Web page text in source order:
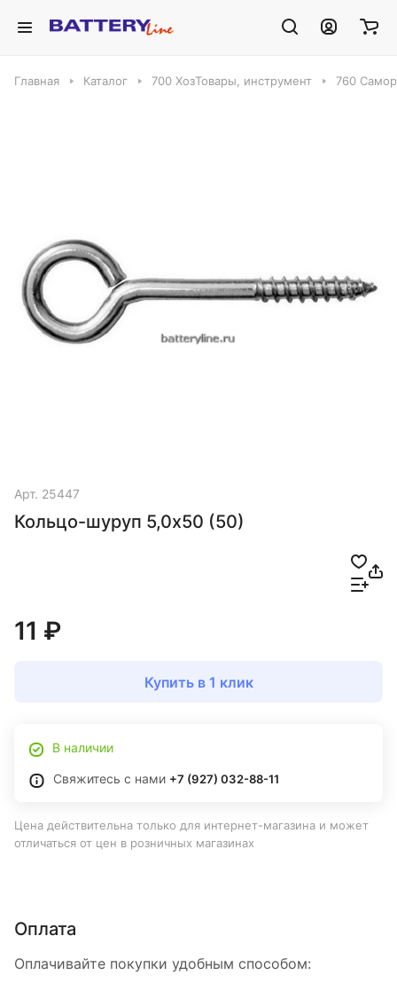
Главная Каталог 700 ХозТовары, инструмент 760
Арт. 25447
Кольцо-шуруп 5,0х50 (50)
11 ₽
Купить в 1 клик
В наличии
Свяжитесь с нами +7 (927) 032-88-11
Цена действительна только для интернет-магазина и может
отличаться от цен в розничных магазинах
Оплата
Оплачивайте покупки удобным способом: